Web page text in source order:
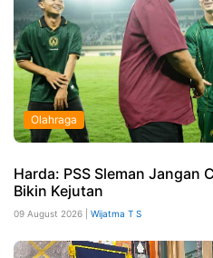
Olahraga
Harda: PSS Sleman Jangan
Bikin Kejutan
09 August 2026 | Wijatma T S